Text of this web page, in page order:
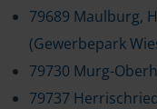
79689 Maulburg,
(Gewerbepark
79730 Murg-
79737